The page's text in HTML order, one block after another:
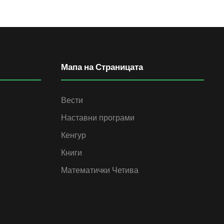
Мапа на Страницата
Вести
Наставни програми
Кенгур
Книги
Математички Четива